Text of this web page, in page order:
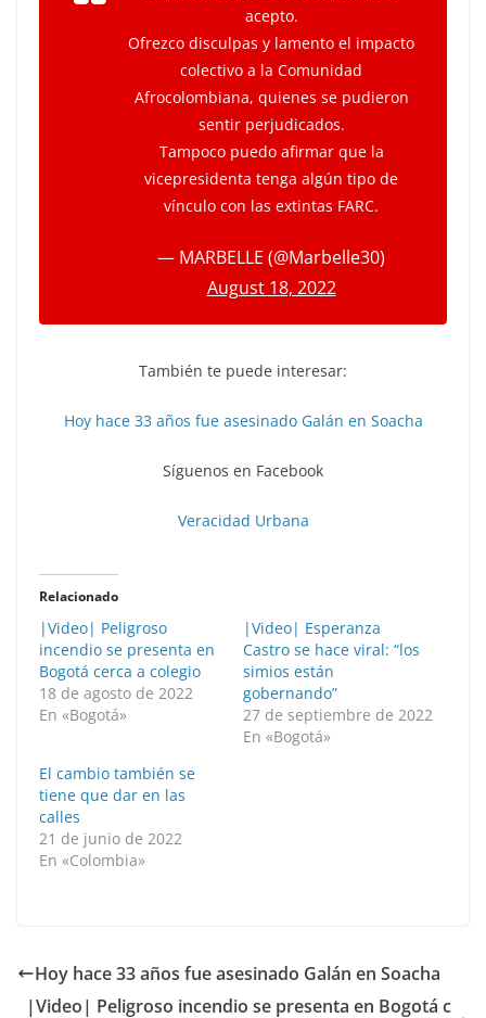
acepto.
Ofrezco disculpas y lamento el impacto
colectivo a la Comunidad
Afrocolombiana, quienes se pudieron
sentir perjudicados.
Tampoco puedo afirmar que la
vicepresidenta tenga algún tipo de
vínculo con las extintas FARC.
— MARBELLE (@Marbelle30)
August 18, 2022
También te puede interesar:
Hoy hace 33 años fue asesinado Galán en Soacha
Síguenos en Facebook
Veracidad Urbana
Relacionado
|Video| Peligroso
incendio se presenta en
Bogotá cerca a colegio
18 de agosto de 2022
En «Bogotá»
|Video| Esperanza
Castro se hace viral: “los
simios están
gobernando”
27 de septiembre de 2022
En «Bogotá»
El cambio también se
tiene que dar en las
calles
21 de junio de 2022
En «Colombia»
Hoy hace 33 años fue asesinado Galán en Soacha
|Video| Peligroso incendio se presenta en Bogotá c